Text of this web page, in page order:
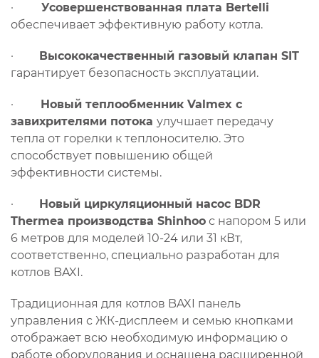
·
Усовершенствованная плата Bertelli
обеспечивает эффективную работу котла.
·
Высококачественный газовый клапан SIT
гарантирует безопасность эксплуатации.
· Новый теплообменник Valmex с
завихрителями потока улучшает передачу
тепла от горелки к теплоносителю. Это
способствует повышению общей
эффективности системы.
·
Новый циркуляционный насос BDR
Thermea производства Shinhoo с напором 5 или
6 метров для моделей 10-24 или 31 кВт,
соответственно, специально разработан для
котлов BAXI.
Традиционная для котлов BAXI панель
управления с ЖК-дисплеем и семью кнопками
отображает всю необходимую информацию о
работе оборудования и оснащена расширенной